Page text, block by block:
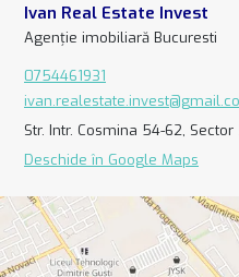
Ivan Real Estate Invest
Agenție imobiliară Bucuresti
0754461931
Str. Intr. Cosmina 54-62, Sector
Deschide în Google Maps